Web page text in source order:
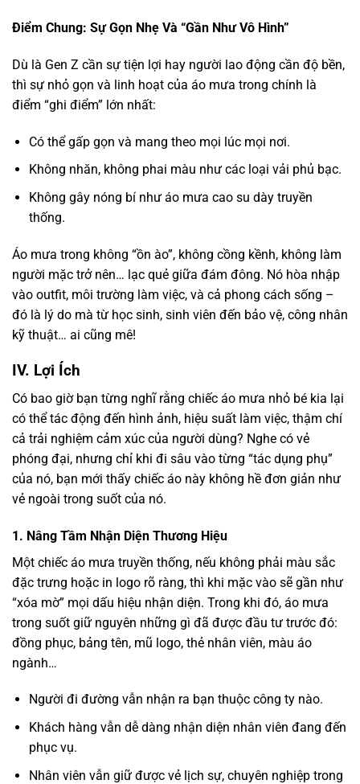
Điểm Chung: Sự Gọn Nhẹ Và “Gần Như Vô Hình”
Dù là Gen Z cần sự tiện lợi hay người lao động cần độ bền,
thì sự nhỏ gọn và linh hoạt của áo mưa trong chính là
điểm “ghi điểm” lớn nhất:
Có thể gấp gọn và mang theo mọi lúc mọi nơi.
Không nhăn, không phai màu như các loại vải phủ bạc.
Không gây nóng bí như áo mưa cao su dày truyền
thống.
Áo mưa trong không “ồn ào”, không cồng kềnh, không làm
người mặc trở nên… lạc quẻ giữa đám đông. Nó hòa nhập
vào outfit, môi trường làm việc, và cả phong cách sống –
đó là lý do mà từ học sinh, sinh viên đến bảo vệ, công nhân
kỹ thuật… ai cũng mê!
IV. Lợi Ích
Có bao giờ bạn từng nghĩ rằng chiếc áo mưa nhỏ bé kia lại
có thể tác động đến hình ảnh, hiệu suất làm việc, thậm chí
cả trải nghiệm cảm xúc của người dùng? Nghe có vẻ
phóng đại, nhưng chỉ khi đi sâu vào từng “tác dụng phụ”
của nó, bạn mới thấy chiếc áo này không hề đơn giản như
vẻ ngoài trong suốt của nó.
1. Nâng Tầm Nhận Diện Thương Hiệu
Một chiếc áo mưa truyền thống, nếu không phải màu sắc
đặc trưng hoặc in logo rõ ràng, thì khi mặc vào sẽ gần như
“xóa mờ” mọi dấu hiệu nhận diện. Trong khi đó, áo mưa
trong suốt giữ nguyên những gì đã được đầu tư trước đó:
đồng phục, bảng tên, mũ logo, thẻ nhân viên, màu áo
ngành…
Người đi đường vẫn nhận ra bạn thuộc công ty nào.
Khách hàng vẫn dễ dàng nhận diện nhân viên đang đến
phục vụ.
Nhân viên vẫn giữ được vẻ lịch sự, chuyên nghiệp trong